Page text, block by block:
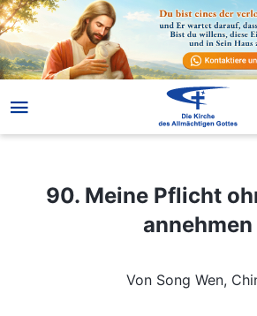
90. Meine Pflicht ohne Furcht annehmen
90. Meine Pflicht
annehmen
Von Song Wen,